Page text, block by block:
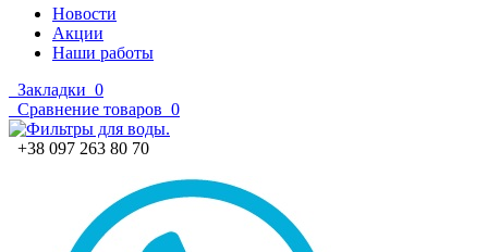
Новости
Акции
Наши работы
Закладки 0
Сравнение товаров 0
+38 097 263 80 70